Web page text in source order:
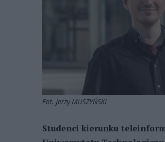
Fot. Jerzy MUSZYŃSKI
Studenci kierunku